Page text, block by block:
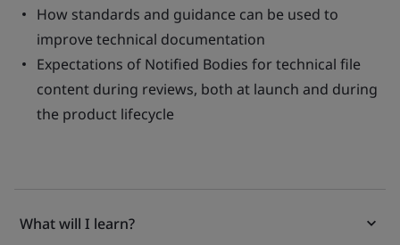
How standards and guidance can be used to
improve technical documentation
Expectations of Notified Bodies for technical file
content during reviews, both at launch and during
the product lifecycle
What will I learn?